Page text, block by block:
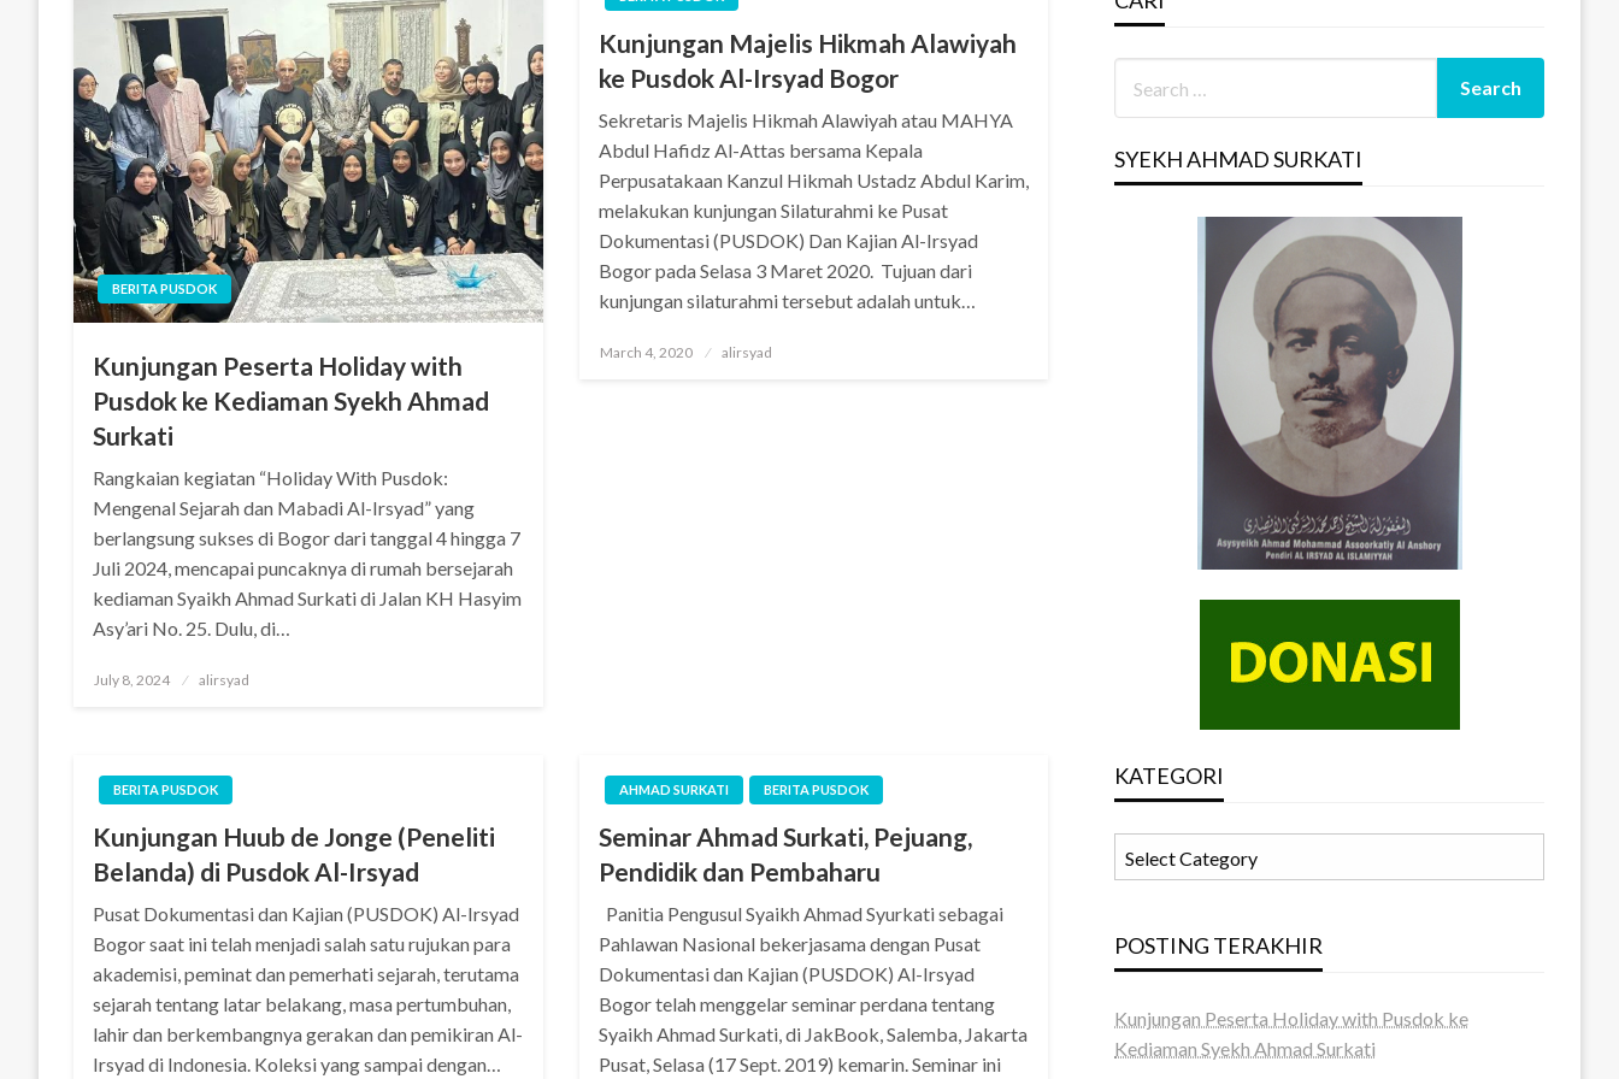
BERITA PUSDOK
Kunjungan Peserta Holiday with
Pusdok ke Kediaman Syekh Ahmad
Surkati
Rangkaian kegiatan “Holiday With Pusdok:
Mengenal Sejarah dan Mabadi Al-Irsyad” yang
berlangsung sukses di Bogor dari tanggal 4 hingga 7
Juli 2024, mencapai puncaknya di rumah bersejarah
kediaman Syaikh Ahmad Surkati di Jalan KH Hasyim
Asy’ari No. 25. Dulu, di…
Posted
July 8, 2024 alirsyad
Kunjungan Majelis Hikmah Alawiyah
ke Pusdok Al-Irsyad Bogor
Sekretaris Majelis Hikmah Alawiyah atau MAHYA
Abdul Hafidz Al-Attas bersama Kepala
Perpusatakaan Kanzul Hikmah Ustadz Abdul Karim,
melakukan kunjungan Silaturahmi ke Pusat
Dokumentasi (PUSDOK) Dan Kajian Al-Irsyad
Bogor pada Selasa 3 Maret 2020. Tujuan dari
kunjungan silaturahmi tersebut adalah untuk…
Posted
March 4, 2020 alirsyad
BERITA PUSDOK
Kunjungan Huub de Jonge (Peneliti
Belanda) di Pusdok Al-Irsyad
Pusat Dokumentasi dan Kajian (PUSDOK) Al-Irsyad
Bogor saat ini telah menjadi salah satu rujukan para
akademisi, peminat dan pemerhati sejarah, terutama
sejarah tentang latar belakang, masa pertumbuhan,
lahir dan berkembangnya gerakan dan pemikiran Al-
Irsyad di Indonesia. Koleksi yang sampai dengan…
AHMAD SURKATI BERITA PUSDOK
Seminar Ahmad Surkati, Pejuang,
Pendidik dan Pembaharu
Panitia Pengusul Syaikh Ahmad Syurkati sebagai
Pahlawan Nasional bekerjasama dengan Pusat
Dokumentasi dan Kajian (PUSDOK) Al-Irsyad
Bogor telah menggelar seminar perdana tentang
Syaikh Ahmad Surkati, di JakBook, Salemba, Jakarta
Pusat, Selasa (17 Sept. 2019) kemarin. Seminar ini
SYEKH AHMAD SURKATI
KATEGORI
POSTING TERAKHIR
Kunjungan Peserta Holiday with Pusdok ke
Kediaman Syekh Ahmad Surkati